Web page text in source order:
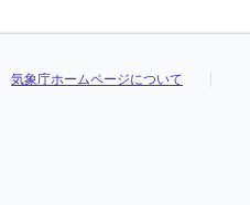
気象庁ホームページについて